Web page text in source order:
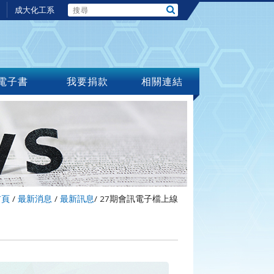
成大化工系
子書 我要捐款 相關連結
/ 最新消息 / 最新訊息/ 27期會訊電子檔上線